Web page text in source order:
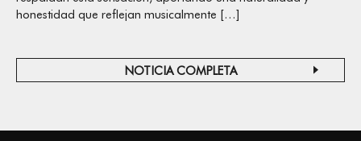
honestidad que reflejan musicalmente […]
NOTICIA COMPLETA